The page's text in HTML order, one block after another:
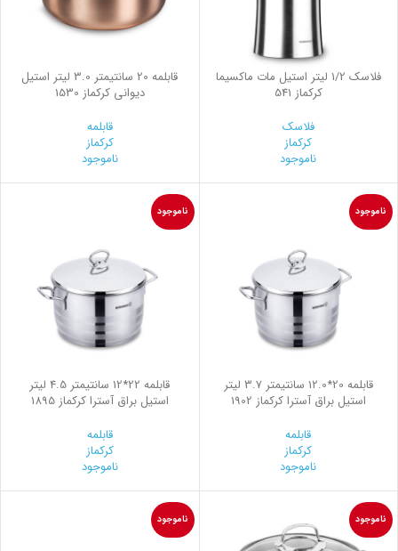
فلاسك 1/2 ليتر استيل مات ماكسيما
کرکماز 541
فلاسک
کرکماز
ناموجود
قابلمه 20 سانتیمتر 3.0 لیتر استیل
ديواني کرکماز 1530
قابلمه
کرکماز
ناموجود
ناموجود
قابلمه 20*12.0 سانتیمتر 3.7 لیتر
استیل براق آسترا کرکماز 1902
قابلمه
کرکماز
ناموجود
ناموجود
قابلمه 22*12 سانتیمتر 4.5 لیتر
استیل براق آسترا کرکماز 1895
قابلمه
کرکماز
ناموجود
ناموجود ناموجود